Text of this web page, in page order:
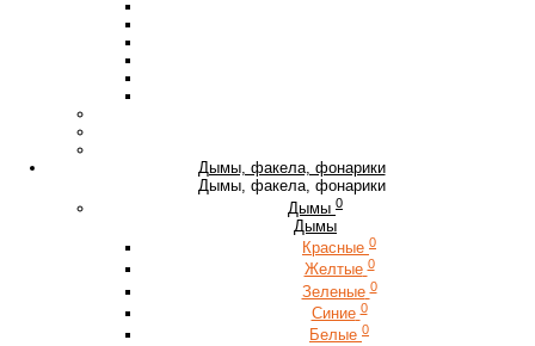
Дымы, факела, фонарики
Дымы, факела, фонарики
Дымы 0
Дымы
Красные 0
Желтые 0
Зеленые 0
Синие 0
Белые 0